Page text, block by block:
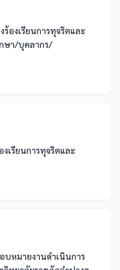
องเรียนการทุจริตและ
ษา/บุคลากร/
เรียนการทุจริตและ
บหมายงานดำเนินการ